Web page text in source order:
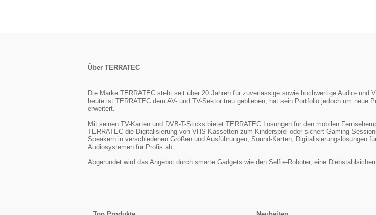
Über TERRATEC
Die Marke TERRATEC steht seit über 20 Jahren für zuverlässige sowie hochwertige Audio- und
heute ist TERRATEC dem AV- und TV-Sektor treu geblieben, hat sein Portfolio jedoch um neue
erweitert.
Mit seinen TV-Karten und DVB-T-Sticks bietet TERRATEC Lösungen für den mobilen
TERRATEC die Digitalisierung von VHS-Kassetten zum Kinderspiel oder sichert Gaming-
Speakern in verschiedenen Größen und Ausführungen, Sound-Karten, Digitalisierungslösungen
Audiosystemen für Profis ab.
Abgerundet wird das Angebot durch smarte Gadgets wie den Selfie-Roboter, eine